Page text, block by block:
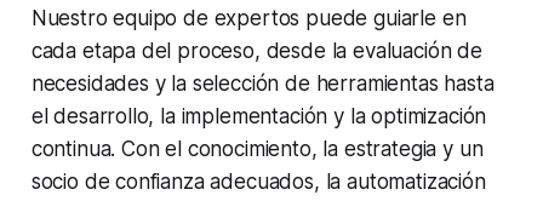
Nuestro equipo de expertos puede guiarle en
cada etapa del proceso, desde la evaluación de
necesidades y la selección de herramientas hasta
el desarrollo, la implementación y la optimización
continua. Con el conocimiento, la estrategia y un
socio de confianza adecuados, la automatización